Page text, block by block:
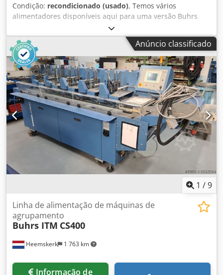
Condição: recondicionado (usado), Temos vários
alimentadores disponíveis aqui para uma versão Buhrs
ITM BB300-er 8 e 10K. Alimentador deslizante AS25 versão
8K e 10K Dodpjtuk Rbsfx Afwokr Alimentador de rotação
AT25 para a versão 8K e 10K Contacte-nos e diga-nos o que
precisa. Temos a certeza de que temos a solução certa
para si!
Anúncio classificado
1 /9
Heemskerk 1 763 km
Linha de alimentação de máquinas de
agrupamento
Buhrs ITM CS400